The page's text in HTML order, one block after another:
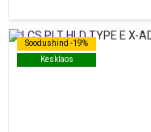
Soodushind -19%
Kesklaos
Soodushind -19%
Kesklaos